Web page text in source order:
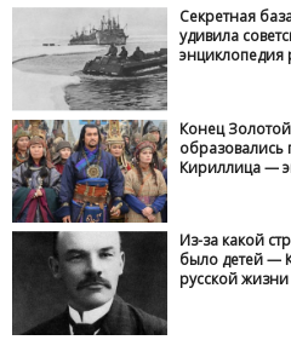
Секретная
удивила
энциклопедия
Конец
образовались
Кириллица —
Из-за какой
было детей —
русской жизни